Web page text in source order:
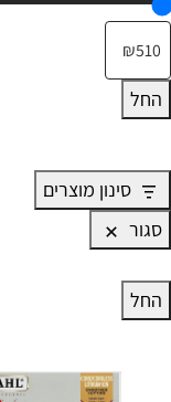
החל
סינון מוצרים
סגור
החל